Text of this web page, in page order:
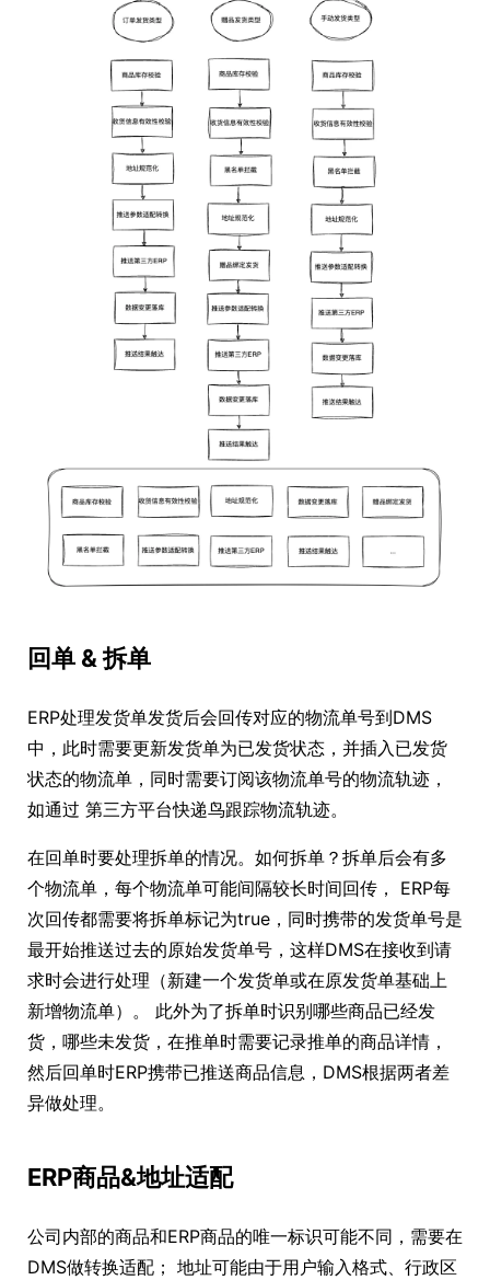
回单 & 拆单
ERP处理发货单发货后会回传对应的物流单号到DMS
中，此时需要更新发货单为已发货状态，并插入已发货
状态的物流单，同时需要订阅该物流单号的物流轨迹，
如通过 第三方平台快递鸟跟踪物流轨迹。
在回单时要处理拆单的情况。如何拆单？拆单后会有多
个物流单，每个物流单可能间隔较长时间回传， ERP每
次回传都需要将拆单标记为true，同时携带的发货单号是
最开始推送过去的原始发货单号，这样DMS在接收到请
求时会进行处理（新建一个发货单或在原发货单基础上
新增物流单）。 此外为了拆单时识别哪些商品已经发
货，哪些未发货，在推单时需要记录推单的商品详情，
然后回单时ERP携带已推送商品信息，DMS根据两者差
异做处理。
ERP商品&地址适配
公司内部的商品和ERP商品的唯一标识可能不同，需要在
DMS做转换适配； 地址可能由于用户输入格式、行政区